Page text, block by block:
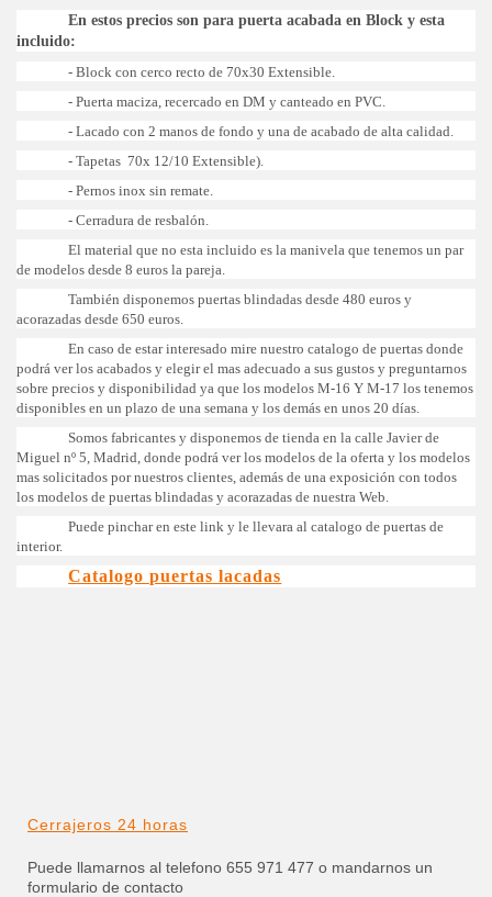
En estos precios son para puerta acabada en Block y esta
incluido:
- Block con cerco recto de 70x30 Extensible.
- Puerta maciza, recercado en DM y canteado en PVC.
- Lacado con 2 manos de fondo y una de acabado de alta calidad.
- Tapetas 70x 12/10 Extensible).
- Pernos inox sin remate.
- Cerradura de resbalón.
El material que no esta incluido es la manivela que tenemos un par
de modelos desde 8 euros la pareja.
También disponemos puertas blindadas desde 480 euros y
acorazadas desde 650 euros.
En caso de estar interesado mire nuestro catalogo de puertas donde
podrá ver los acabados y elegir el mas adecuado a sus gustos y preguntarnos
sobre precios y disponibilidad ya que los modelos M-16 Y M-17 los tenemos
disponibles en un plazo de una semana y los demás en unos 20 días.
Somos fabricantes y disponemos de tienda en la calle Javier de
Miguel nº 5, Madrid, donde podrá ver los modelos de la oferta y los modelos
mas solicitados por nuestros clientes, además de una exposición con todos
los modelos de puertas blindadas y acorazadas de nuestra Web.
Puede pinchar en este link y le llevara al catalogo de puertas de
interior.
Catalogo puertas lacadas
Cerrajeros 24 horas
Puede llamarnos al telefono 655 971 477 o mandarnos un
formulario de contacto